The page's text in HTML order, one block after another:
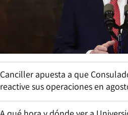
Canciller apuesta a que
reactive sus operaciones en